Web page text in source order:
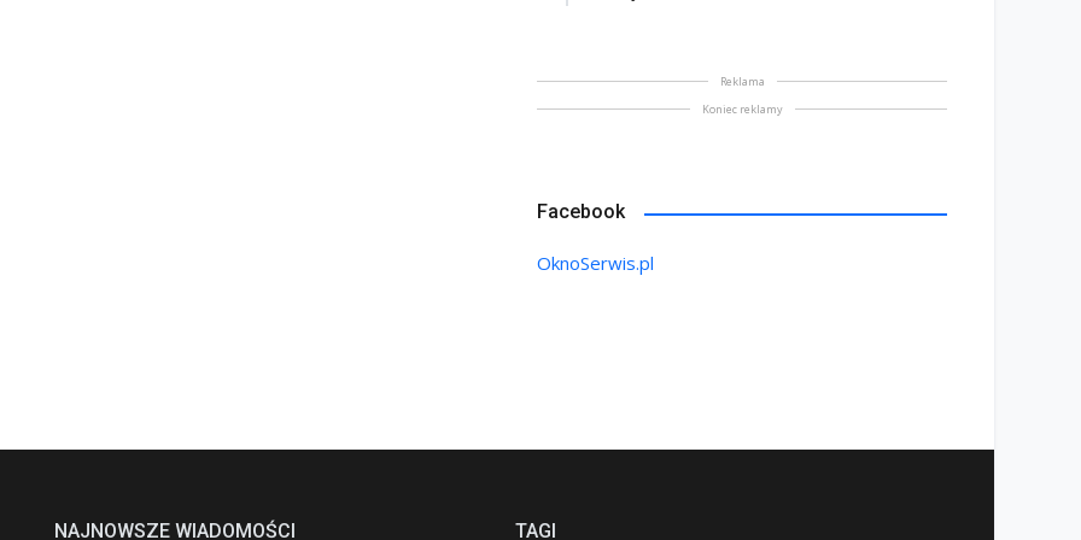
Reklama
Koniec reklamy
Facebook
OknoSerwis.pl
NAJNOWSZE WIADOMOŚCI TAGI